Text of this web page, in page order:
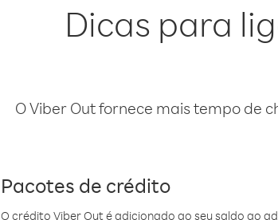
Dicas para
O Viber Out fornece mais tempo de
Pacotes de crédito
O crédito Viber Out é adicionado ao seu saldo ao